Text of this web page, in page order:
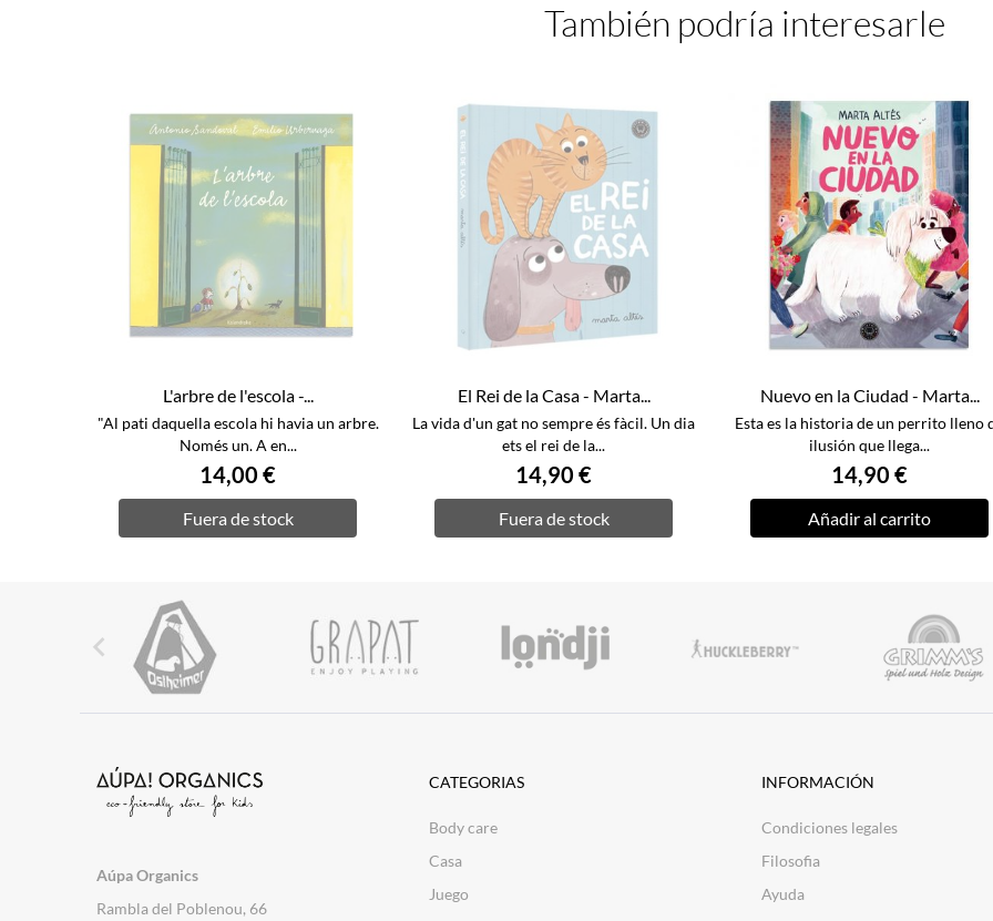
También podría interesarle
L'arbre de l'escola -...
"Al pati daquella escola hi havia un arbre.
Només un. A en...
14,00 €
Fuera de stock
El Rei de la Casa - Marta...
La vida d'un gat no sempre és fàcil. Un dia
ets el rei de la...
14,90 €
Fuera de stock
Nuevo en la Ciudad - Marta...
Esta es la historia de un perrito lleno
ilusión que llega...
14,90 €
Añadir al carrito

Aúpa Organics
Rambla del Poblenou, 66
CATEGORIAS
Body care
Casa
Juego
INFORMACIÓN
Condiciones legales
Filosofia
Ayuda